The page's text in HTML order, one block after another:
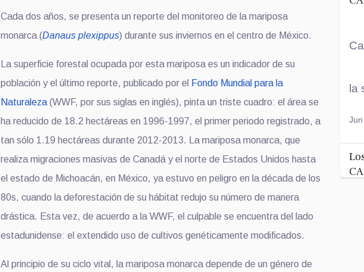
Cada dos años, se presenta un reporte del monitoreo de la mariposa
monarca (Danaus plexippus) durante sus inviernos en el centro de México.
La superficie forestal ocupada por esta mariposa es un indicador de su
población y el último reporte, publicado por el
Fondo Mundial para la
Naturaleza (WWF, por sus siglas en inglés), pinta un triste cuadro: el área se
ha reducido de 18.2 hectáreas en 1996-1997, el primer periodo registrado, a
tan sólo 1.19 hectáreas durante 2012-2013. La mariposa monarca, que
realiza migraciones masivas de Canadá y el norte de Estados Unidos hasta
el estado de Michoacán, en México, ya estuvo en peligro en la década de los
80s, cuando la deforestación de su hábitat redujo su número de manera
drástica. Esta vez, de acuerdo a la WWF, el culpable se encuentra del lado
estadunidense: el extendido uso de cultivos genéticamente modificados.
Al principio de su ciclo vital, la mariposa monarca depende de un género de
la